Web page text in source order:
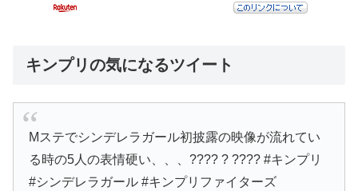
キンプリの気になるツイート
Mステでシンデレラガール初披露の映像が流れてい
る時の5人の表情硬い、、、???? ? ???? #キンプリ
#シンデレラガール #キンプリファイターズ